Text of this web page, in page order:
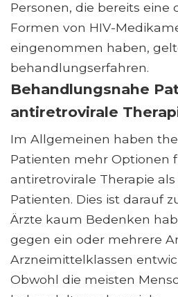
Personen, die bereits eine
Formen von HIV-
eingenommen haben,
behandlungserfahren.
Behandlungsnahe
antiretrovirale
Im Allgemeinen haben
Patienten mehr Optionen
antiretrovirale Therapie
Patienten. Dies ist darauf
Ärzte kaum Bedenken
gegen ein oder mehrere
Arzneimittelklassen
Obwohl die meisten